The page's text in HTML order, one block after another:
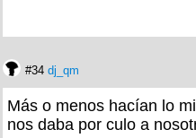
#34 dj_qm
Más o menos hacían lo
nos daba por culo a